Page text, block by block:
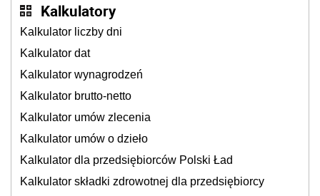
Kalkulatory
Kalkulator liczby dni
Kalkulator dat
Kalkulator wynagrodzeń
Kalkulator brutto-netto
Kalkulator umów zlecenia
Kalkulator umów o dzieło
Kalkulator dla przedsiębiorców Polski Ład
Kalkulator składki zdrowotnej dla przedsiębiorcy